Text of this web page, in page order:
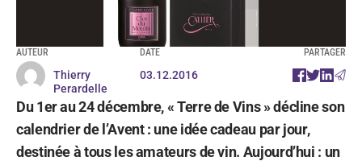
AUTEUR
Thierry
Perardelle
DATE
03.12.2016
PARTAGER
Du 1er au 24 décembre, « Terre de Vins » décline son
calendrier de l’Avent : une idée cadeau par jour,
destinée à tous les amateurs de vin. Aujourd’hui : un